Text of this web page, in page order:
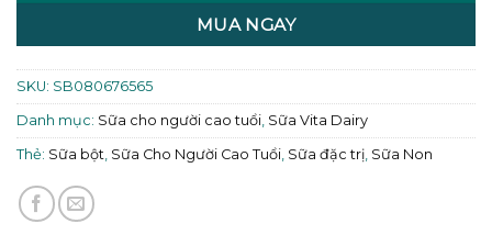
MUA NGAY
SKU: SB080676565
Danh mục: Sữa cho người cao tuổi Sữa Vita Dairy
Thẻ: Sữa bột Sữa Cho Người Cao Tuổi Sữa đặc trị Sữa Non